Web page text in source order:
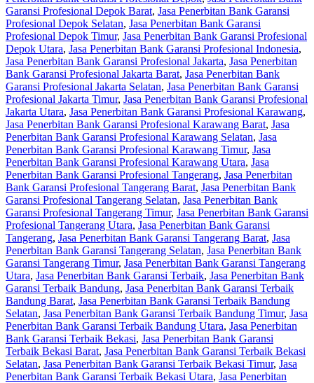
Garansi Profesional Depok Barat, Jasa Penerbitan Bank Garansi
Profesional Depok Selatan, Jasa Penerbitan Bank Garansi
Profesional Depok Timur, Jasa Penerbitan Bank Garansi Profesional
Depok Utara, Jasa Penerbitan Bank Garansi Profesional Indonesia,
Jasa Penerbitan Bank Garansi Profesional Jakarta, Jasa Penerbitan
Bank Garansi Profesional Jakarta Barat, Jasa Penerbitan Bank
Garansi Profesional Jakarta Selatan, Jasa Penerbitan Bank Garansi
Profesional Jakarta Timur, Jasa Penerbitan Bank Garansi Profesional
Jakarta Utara, Jasa Penerbitan Bank Garansi Profesional Karawang,
Jasa Penerbitan Bank Garansi Profesional Karawang Barat, Jasa
Penerbitan Bank Garansi Profesional Karawang Selatan, Jasa
Penerbitan Bank Garansi Profesional Karawang Timur, Jasa
Penerbitan Bank Garansi Profesional Karawang Utara, Jasa
Penerbitan Bank Garansi Profesional Tangerang, Jasa Penerbitan
Bank Garansi Profesional Tangerang Barat, Jasa Penerbitan Bank
Garansi Profesional Tangerang Selatan, Jasa Penerbitan Bank
Garansi Profesional Tangerang Timur, Jasa Penerbitan Bank Garansi
Profesional Tangerang Utara, Jasa Penerbitan Bank Garansi
Tangerang, Jasa Penerbitan Bank Garansi Tangerang Barat, Jasa
Penerbitan Bank Garansi Tangerang Selatan, Jasa Penerbitan Bank
Garansi Tangerang Timur, Jasa Penerbitan Bank Garansi Tangerang
Utara, Jasa Penerbitan Bank Garansi Terbaik, Jasa Penerbitan Bank
Garansi Terbaik Bandung, Jasa Penerbitan Bank Garansi Terbaik
Bandung Barat, Jasa Penerbitan Bank Garansi Terbaik Bandung
Selatan, Jasa Penerbitan Bank Garansi Terbaik Bandung Timur, Jasa
Penerbitan Bank Garansi Terbaik Bandung Utara, Jasa Penerbitan
Bank Garansi Terbaik Bekasi, Jasa Penerbitan Bank Garansi
Terbaik Bekasi Barat, Jasa Penerbitan Bank Garansi Terbaik Bekasi
Selatan, Jasa Penerbitan Bank Garansi Terbaik Bekasi Timur, Jasa
Penerbitan Bank Garansi Terbaik Bekasi Utara, Jasa Penerbitan